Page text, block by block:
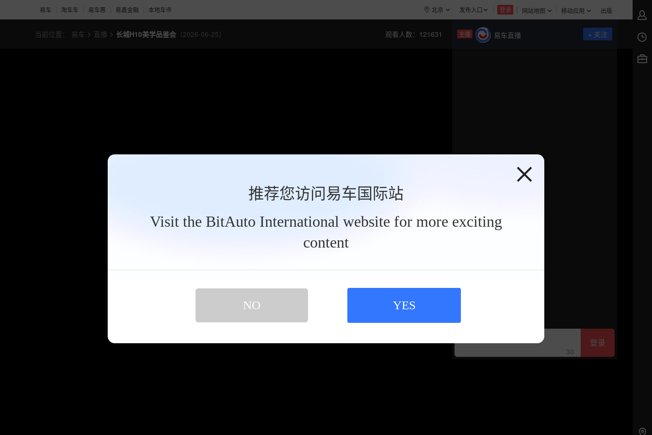
易车 淘车车 易车惠 易鑫金融 本地车市 网站地图 移动应用 出版
登录
发布入口
北京
推荐您访问易车国际站
Visit the BitAuto International website for more exciting
content
NO YES
当前位置： 易车 > 直播 > 长城H10美学品鉴会 （2026-06-25） 观看人数：121631 主播 易车直播 + 关注
30
登录